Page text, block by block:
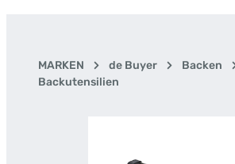
MARKEN de Buyer
Backen
Backutensilien